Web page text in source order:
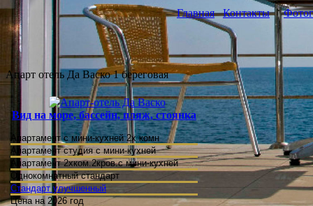
Главная Контакты
Апарт отель Да Васко 1 береговая
Вид на море, бассейн, пляж, стоянка
Апартамент с мини-кухней 2х комн
Апартамент студияс мини-кухней
Апартамент 2хком.2кров.с мини-кухней
Однокомнатный стандарт
Стандарт улучшенный
Цена на 2026 год